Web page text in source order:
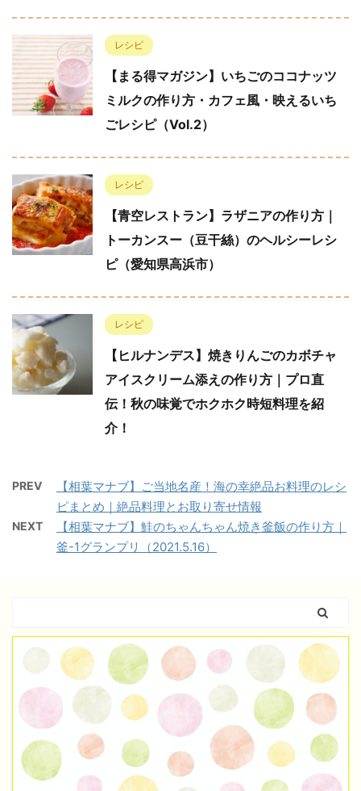
レシピ
【まる得マガジン】いちごのココナッツ
ミルクの作り方・カフェ風・映えるいち
ごレシピ（Vol.2）
レシピ
【青空レストラン】ラザニアの作り方｜
トーカンスー（豆干絲）のヘルシーレシ
ピ（愛知県高浜市）
レシピ
【ヒルナンデス】焼きりんごのカボチャ
アイスクリーム添えの作り方｜プロ直
伝！秋の味覚でホクホク時短料理を紹
介！
PREV
【相葉マナブ】ご当地名産！海の幸絶品お料理のレシ
ピまとめ｜絶品料理とお取り寄せ情報
NEXT
【相葉マナブ】鮭のちゃんちゃん焼き釜飯の作り方｜
釜-1グランプリ（2021.5.16）